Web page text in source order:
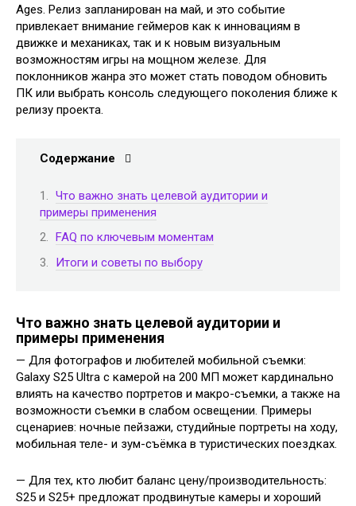
Ages. Релиз запланирован на май, и это событие
привлекает внимание геймеров как к инновациям в
движке и механиках, так и к новым визуальным
возможностям игры на мощном железе. Для
поклонников жанра это может стать поводом обновить
ПК или выбрать консоль следующего поколения ближе к
релизу проекта.
Содержание
Что важно знать целевой аудитории и
примеры применения
FAQ по ключевым моментам
Итоги и советы по выбору
Что важно знать целевой аудитории и
примеры применения
— Для фотографов и любителей мобильной съемки:
Galaxy S25 Ultra с камерой на 200 МП может кардинально
влиять на качество портретов и макро-съемки, а также на
возможности съемки в слабом освещении. Примеры
сценариев: ночные пейзажи, студийные портреты на ходу,
мобильная теле- и зум-съёмка в туристических поездках.
— Для тех, кто любит баланс цену/производительность:
S25 и S25+ предложат продвинутые камеры и хороший